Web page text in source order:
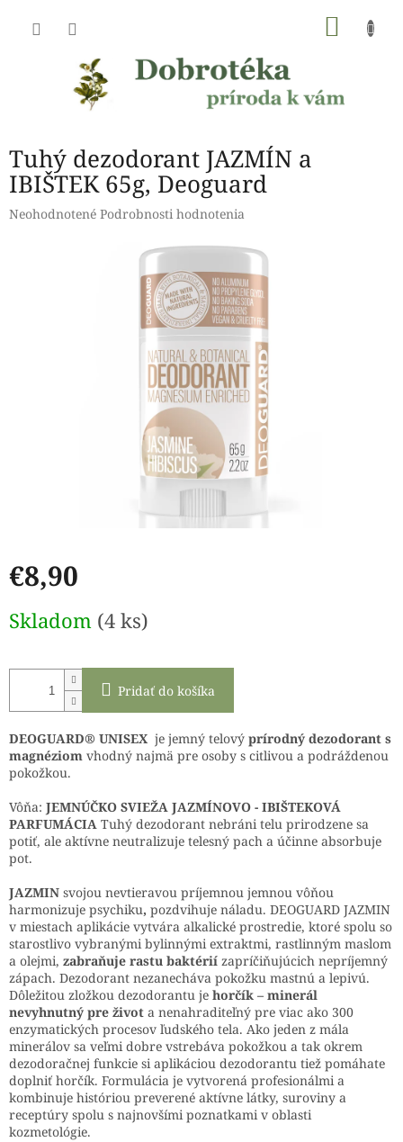
Tuhý dezodorant JAZMÍN a
IBIŠTEK 65g, Deoguard
Priemerné
Neohodnotené Podrobnosti hodnotenia
€8,90
cena:
Skladom (4 ks)
Pridať do košíka
DEOGUARD® UNISEX je jemný telový prírodný dezodorant s
magnéziom vhodný najmä pre osoby s citlivou a podráždenou
pokožkou.
Vôňa: JEMNÚČKO SVIEŽA JAZMÍNOVO - IBIŠTEKOVÁ
PARFUMÁCIA Tuhý dezodorant nebráni telu prirodzene sa
potiť, ale aktívne neutralizuje telesný pach a účinne absorbuje
pot.
JAZMIN svojou nevtieravou príjemnou jemnou vôňou
harmonizuje psychiku, pozdvihuje náladu. DEOGUARD JAZMIN
v miestach aplikácie vytvára alkalické prostredie, ktoré spolu so
starostlivo vybranými bylinnými extraktmi, rastlinným maslom
a olejmi, zabraňuje rastu baktérií zapríčiňujúcich nepríjemný
zápach. Dezodorant nezanecháva pokožku mastnú a lepivú.
Dôležitou zložkou dezodorantu je horčík – minerál
nevyhnutný pre život a nenahraditeľný pre viac ako 300
enzymatických procesov ľudského tela. Ako jeden z mála
minerálov sa veľmi dobre vstrebáva pokožkou a tak okrem
dezodoračnej funkcie si aplikáciou dezodorantu tiež pomáhate
doplniť horčík. Formulácia je vytvorená profesionálmi a
kombinuje históriou preverené aktívne látky, suroviny a
receptúry spolu s najnovšími poznatkami v oblasti
kozmetológie.